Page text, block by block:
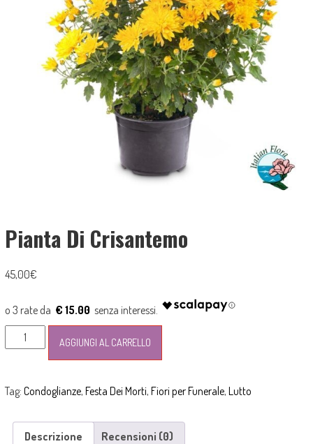
Pianta Di Crisantemo
45,00€
€ 15.00
Pianta
di
AGGIUNGI AL CARRELLO
Tag: Condoglianze, Festa Dei Morti, Fiori per Funerale, Lutto
Descrizione Recensioni (0)